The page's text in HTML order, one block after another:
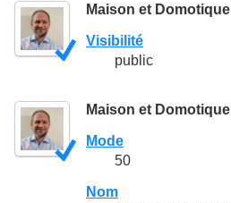
Maison et Domotique
Visibilité
public
Maison et Domotique
Mode
50
Nom